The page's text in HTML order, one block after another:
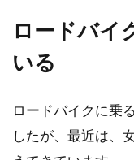
ロードバイ
いる
ロードバイクに乗
したが、最近は、